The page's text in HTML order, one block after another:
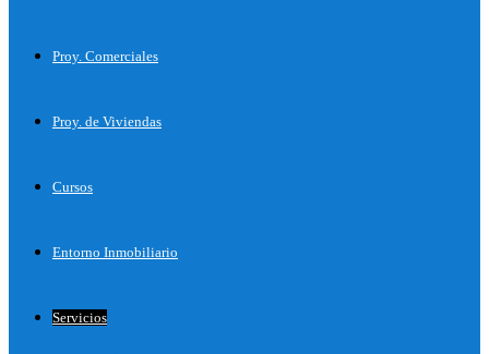
Proy. Comerciales
Proy. de Viviendas
Cursos
Entorno Inmobiliario
Servicios